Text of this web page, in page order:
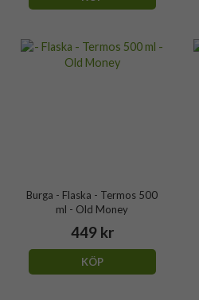
Burga - Flaska - Termos 500
ml - Old Money
449 kr
KÖP